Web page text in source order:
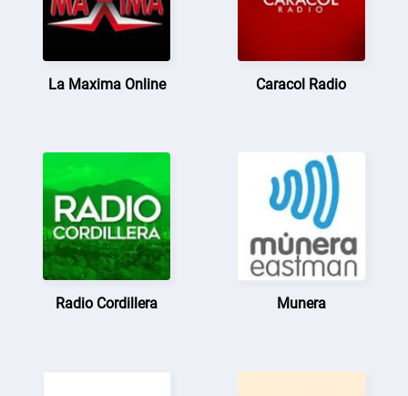
La Maxima Online Caracol Radio
Radio Cordillera Munera